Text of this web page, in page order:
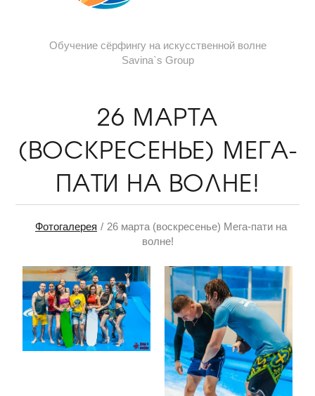
Обучение сёрфингу на искусственной волне
Savina`s Group
26 МАРТА
(ВОСКРЕСЕНЬЕ) МЕГА-
ПАТИ НА ВОЛНЕ!
Фотогалерея
26 марта (воскресенье) Мега-пати на
волне!